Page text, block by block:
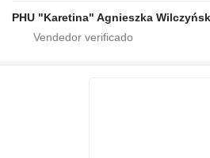
PHU "Karetina" Agnieszka